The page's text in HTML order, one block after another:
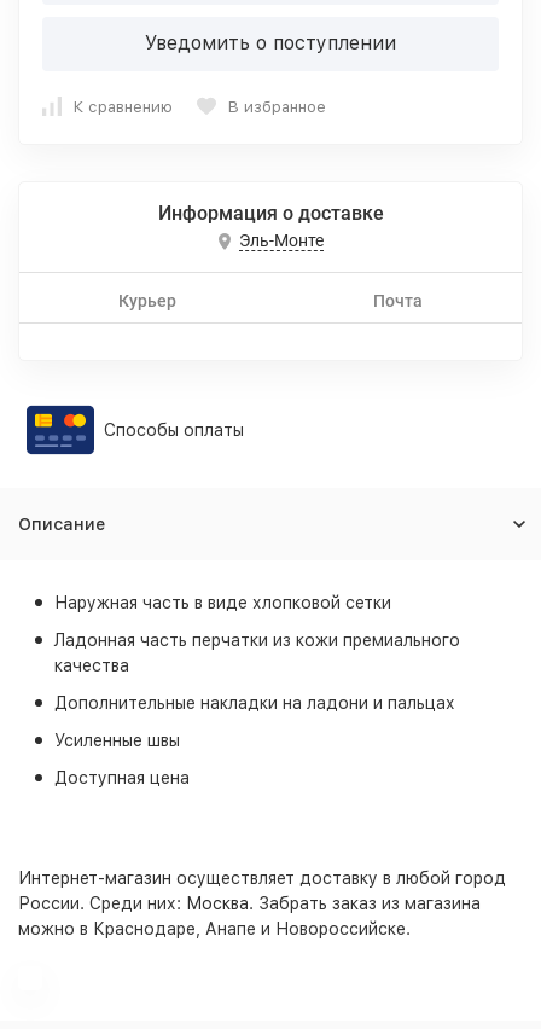
Уведомить о поступлении
К сравнению В избранное
Информация о доставке
Эль-Монте
Курьер Почта
Способы оплаты
Описание
Наружная часть в виде хлопковой сетки
Ладонная часть перчатки из кожи премиального
качества
Дополнительные накладки на ладони и пальцах
Усиленные швы
Доступная цена
Интернет-магазин осуществляет доставку в любой город
России. Среди них: Москва. Забрать заказ из магазина
можно в Краснодаре, Анапе и Новороссийске.